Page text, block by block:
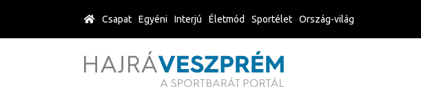
Csapat Egyéni Interjú Életmód Sportélet Ország-világ